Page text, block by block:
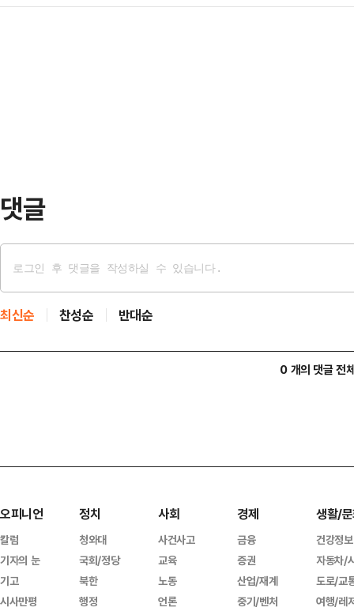
이 드러난 것"이…
관련해 "인명 구조와 사고 수습에
댓글
최신순 찬성순 반대순
0 개의 댓글 전
오피니언
칼럼
기자의 눈
기고
시사만평
정치
청와대
국회/정당
북한
행정
사회
사건사고
교육
노동
언론
경제
금융
증권
산업/재계
중기/벤처
생활/
건강정보
자동차/
도로/교
여행/레